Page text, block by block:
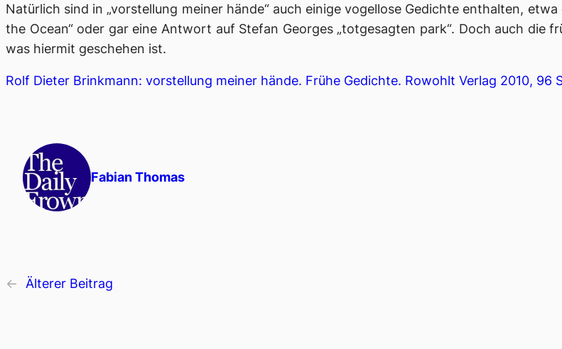
Natürlich sind in „vorstellung meiner hände“ auch einige vogellose Gedichte enthalten,
the Ocean“ oder gar eine Antwort auf Stefan Georges „totgesagten park“. Doch auch die
was hiermit geschehen ist.
Rolf Dieter Brinkmann: vorstellung meiner hände. Frühe Gedichte. Rowohlt Verlag 2010, 96
Fabian Thomas
← Älterer Beitrag